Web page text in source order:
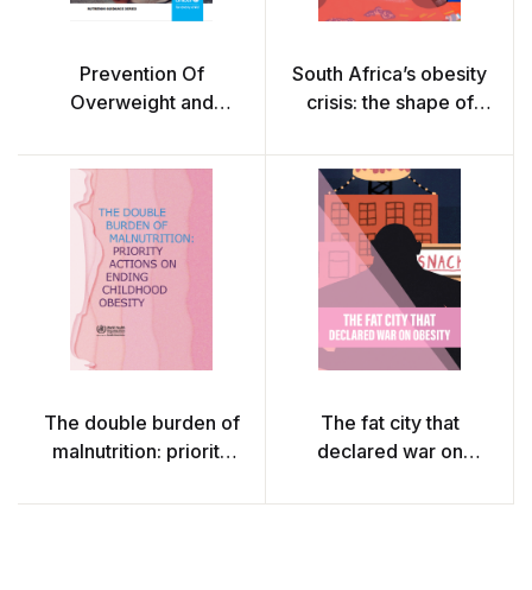
Prevention Of
Overweight and
Adolescents
South Africa’s obesity
crisis: the shape of
The double burden of
malnutrition: priority
childhood obesity
The fat city that
declared war on